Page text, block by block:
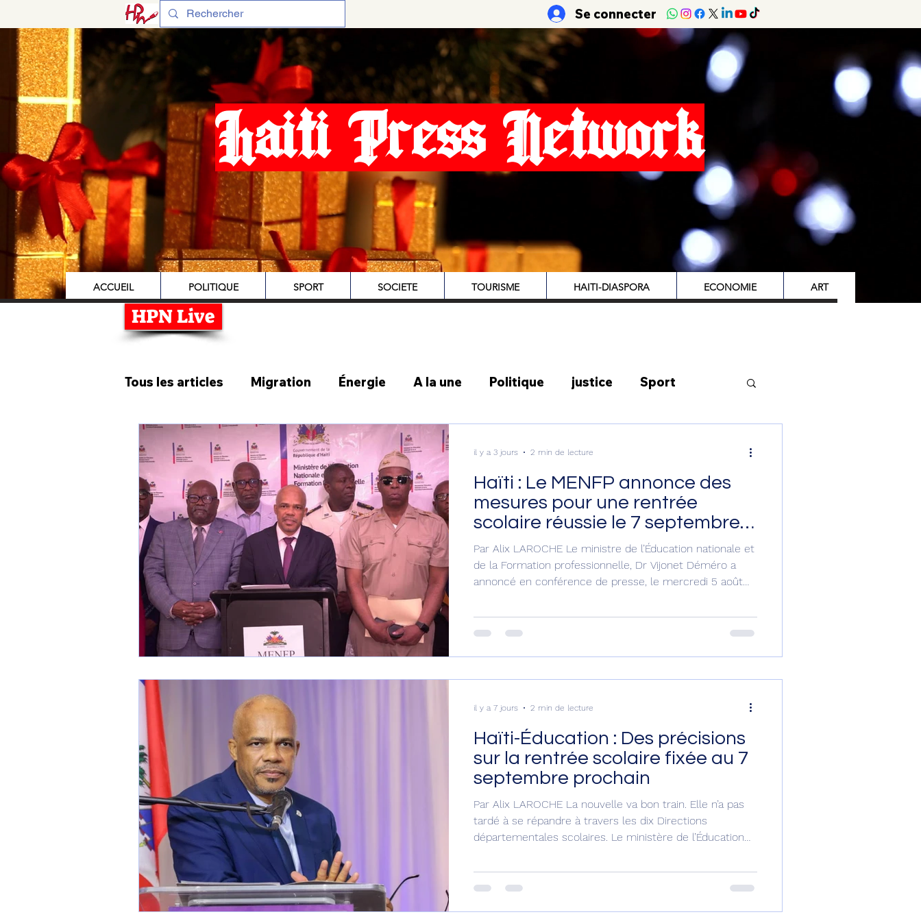
Se connecter
Haiti Press Network
ACCUEIL POLITIQUE SPORT SOCIETE TOURISME HAITI-DIASPORA ECONOMIE ART
HPN Live
Tous les articles Migration Énergie A la une Politique justice Sport
Société Tourisme Sécurité Education
Environnement Justice International Idees et opinions Santé Litterature
Musique PRESSE QATAR 2022 Culture Météo Elections Diplomatie
Haïti : Le MENFP annonce des
mesures pour une rentrée
scolaire réussie le 7 septembre
prochain
Par Alix LAROCHE Le ministre de l’Éducation nationale et
de la Formation professionnelle, Dr Vijonet Déméro a
annoncé en conférence de presse, le mercredi 5 août
réussie le 7 septembre prochain, a constaté Haiti Press
Network (HPN). Selon le titulaire du MENFP, pour une
adoptées par le ministère pour pouvoir s’as
il y a 3 jours 2 min de lecture
Haïti-Éducation : Des précisions
sur la rentrée scolaire fixée au 7
septembre prochain
Par Alix LAROCHE La nouvelle va bon train. Elle n’a pas
tardé à se répandre à travers les dix Directions
départementales scolaires. Le ministère de l’Éducation
date de la rentrée scolaire au lundi 7 septembre 2026.
C’est le ministre Vijonet Déméro qui a communiqué
il y a 7 jours 2 min de lecture